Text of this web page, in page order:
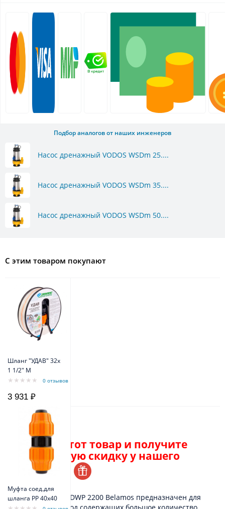
Подбор аналогов от наших инженеров
Насос дренажный VODOS WSDm 25....
Насос дренажный VODOS WSDm 35....
Насос дренажный VODOS WSDm 50....
С этим товаром покупают
Шланг "УДАВ" 32х
1 1/2" M
0 отзывов
3 931 ₽
Муфта соед.для
шланга РР 40х40
Описание
Закажите этот товар и получите
персональную скидку у нашего
менеджера.
Насос дренажный DWP 2200 Belamos предназначен для